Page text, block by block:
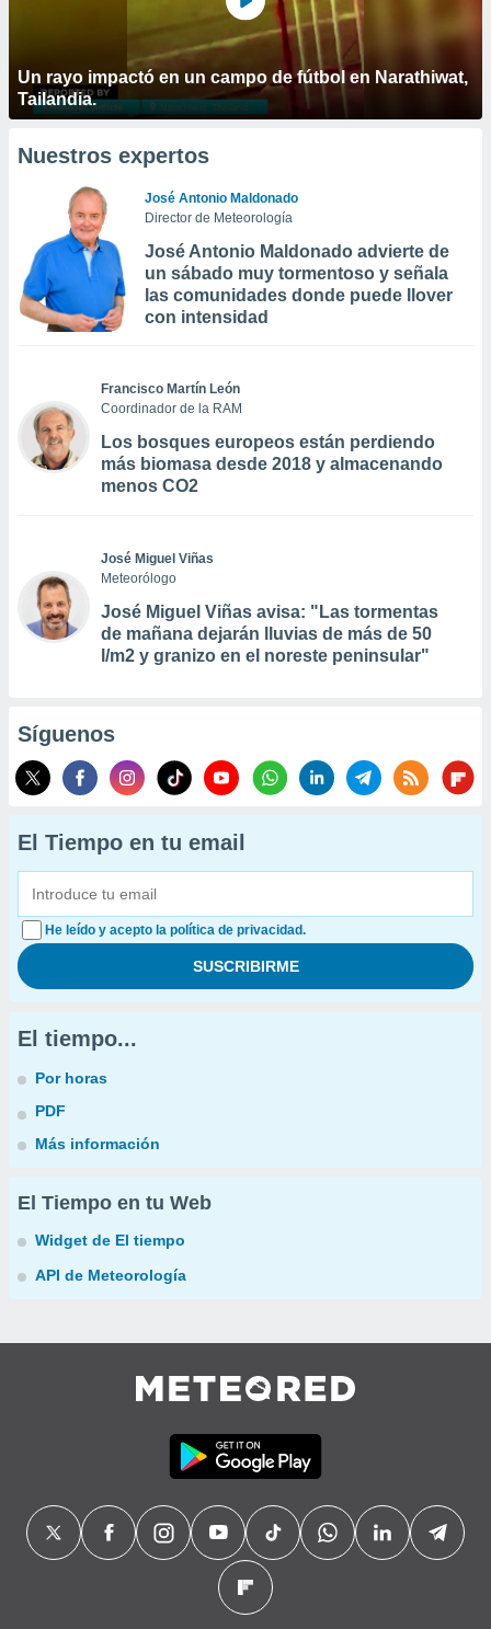
Un rayo impactó en un campo de fútbol en Narathiwat,
Tailandia.
Nuestros expertos
José Antonio Maldonado
Director de Meteorología
José Antonio Maldonado advierte de
un sábado muy tormentoso y señala
las comunidades donde puede llover
con intensidad
Francisco Martín León
Coordinador de la RAM
Los bosques europeos están perdiendo
más biomasa desde 2018 y almacenando
menos CO2
José Miguel Viñas
Meteorólogo
José Miguel Viñas avisa: "Las tormentas
de mañana dejarán lluvias de más de 50
l/m2 y granizo en el noreste peninsular"
Síguenos
El Tiempo en tu email
He leído y acepto la política de privacidad.
El tiempo...
Por horas
PDF
Más información
El Tiempo en tu Web
Widget de El tiempo
API de Meteorología